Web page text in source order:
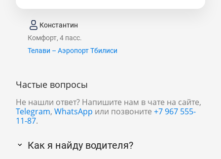
Константин
Комфорт, 4 пасс.
Телави – Аэропорт Тбилиси
Частые вопросы
Не нашли ответ? Напишите нам в чате на сайте,
Telegram, WhatsApp или позвоните +7 967 555-
11-87.
Как я найду водителя?